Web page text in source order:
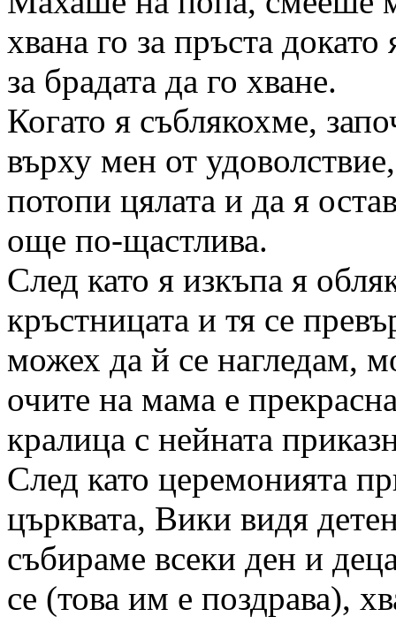
хвана го за пръста
за брадата да го хване.
Когато я съблякохме,
върху мен от
потопи цялата и да я
още по-щастлива.
След като я изкъпа я
кръстницата и тя се
можех да й се нагледам,
очите на мама е
кралица с нейната
След като церемонията
църквата, Вики видя
събираме всеки ден и
се (това им е поздрава),